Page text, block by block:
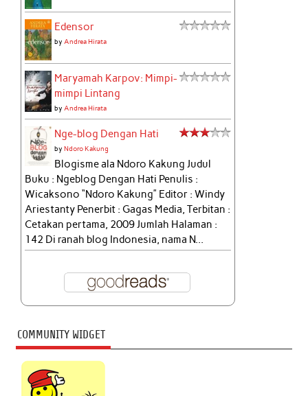
Edensor
byAndrea Hirata
Maryamah Karpov: Mimpi-
mimpi Lintang
byAndrea Hirata
Nge-blog Dengan Hati
byNdoro Kakung
Blogisme ala Ndoro Kakung Judul
Buku : Ngeblog Dengan Hati Penulis :
Wicaksono “Ndoro Kakung” Editor : Windy
Ariestanty Penerbit : Gagas Media, Terbitan :
Cetakan pertama, 2009 Jumlah Halaman :
142 Di ranah blog Indonesia, nama N...
COMMUNITY WIDGET